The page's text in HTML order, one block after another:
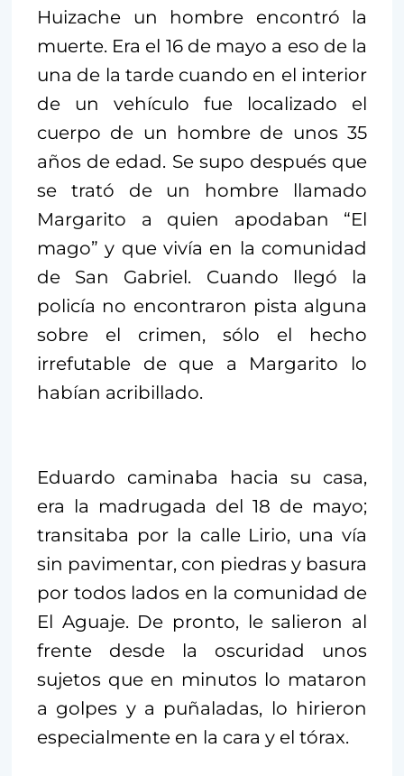
Huizache un hombre encontró la
muerte. Era el 16 de mayo a eso de la
una de la tarde cuando en el interior
de un vehículo fue localizado el
cuerpo de un hombre de unos 35
años de edad. Se supo después que
se trató de un hombre llamado
Margarito a quien apodaban “El
mago” y que vivía en la comunidad
de San Gabriel. Cuando llegó la
policía no encontraron pista alguna
sobre el crimen, sólo el hecho
irrefutable de que a Margarito lo
habían acribillado.
Eduardo caminaba hacia su casa,
era la madrugada del 18 de mayo;
transitaba por la calle Lirio, una vía
sin pavimentar, con piedras y basura
por todos lados en la comunidad de
El Aguaje. De pronto, le salieron al
frente desde la oscuridad unos
sujetos que en minutos lo mataron
a golpes y a puñaladas, lo hirieron
especialmente en la cara y el tórax.